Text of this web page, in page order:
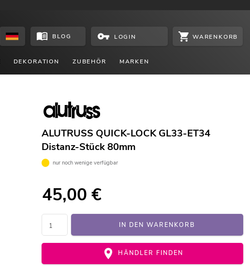
BLOG LOGIN WARENKORB
DEKORATION ZUBEHÖR MARKEN
ALUTRUSS QUICK-LOCK GL33-ET34
Distanz-Stück 80mm
nur noch wenige verfügbar
45,00 €
IN DEN WARENKORB
HÄNDLER FINDEN